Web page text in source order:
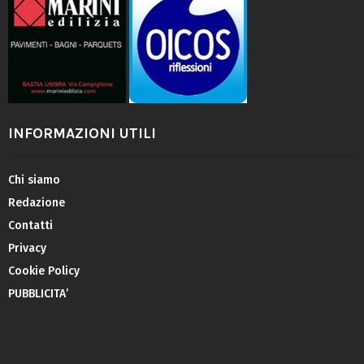
INFORMAZIONI UTILI
Chi siamo
Redazione
Contatti
Privacy
Cookie Policy
PUBBLICITA’